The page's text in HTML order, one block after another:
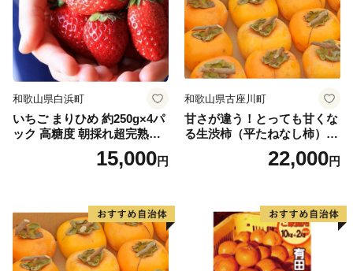
和歌山県白浜町
いちご まりひめ 約250g×4パ
ック 高糖度 朝採れ超完熟ま
りひめ 1月以降発送分
15,000円
和歌山県古座川町
甘さが違う！とっても甘くな
る生渋柿（平たねなし柿）吊
ップ付約4.5～5kg 約24～30
22,000円